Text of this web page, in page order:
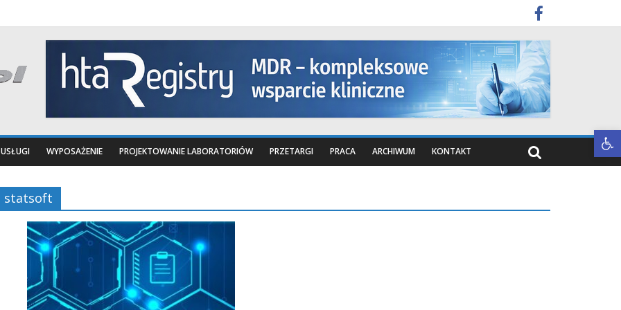
Otwórz pasek narzędzi
USŁUGI WYPOSAŻENIE PROJEKTOWANIE LABORATORIÓW PRZETARGI PRACA ARCHIWUM KONTAKT
statsoft